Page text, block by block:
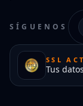
SÍGUENOS
SSL
Tus